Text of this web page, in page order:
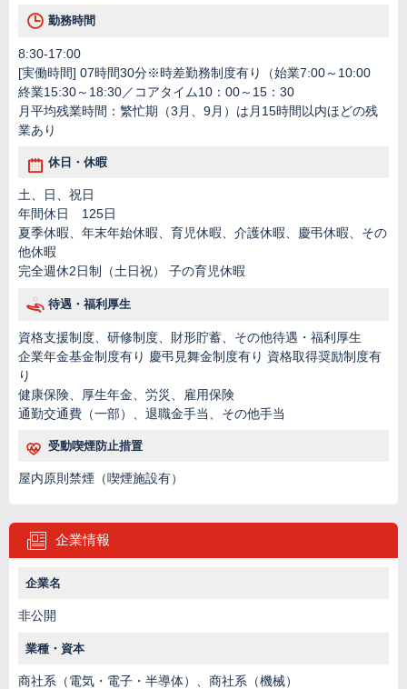
勤務時間
8:30-17:00
[実働時間] 07時間30分※時差勤務制度有り（始業7:00～10:00
終業15:30～18:30／コアタイム10：00～15：30
月平均残業時間：繁忙期（3月、9月）は月15時間以内ほどの残
業あり
休日・休暇
土、日、祝日
年間休日 125日
夏季休暇、年末年始休暇、育児休暇、介護休暇、慶弔休暇、その
他休暇
完全週休2日制（土日祝） 子の育児休暇
待遇・福利厚生
資格支援制度、研修制度、財形貯蓄、その他待遇・福利厚生
企業年金基金制度有り 慶弔見舞金制度有り 資格取得奨励制度有
り
健康保険、厚生年金、労災、雇用保険
通勤交通費（一部）、退職金手当、その他手当
受動喫煙防止措置
屋内原則禁煙（喫煙施設有）
企業情報
企業名
非公開
業種・資本
商社系（電気・電子・半導体）、商社系（機械）